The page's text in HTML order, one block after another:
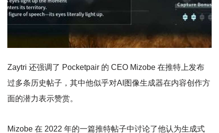
Zaytri 还强调了 Pocketpair 的 CEO Mizobe 在推特上发布
过多条历史帖子，其中他似乎对AI图像生成器在内容创作方
面的潜力表示赞赏。
Mizobe 在 2022 年的一篇推特帖子中讨论了他认为生成式